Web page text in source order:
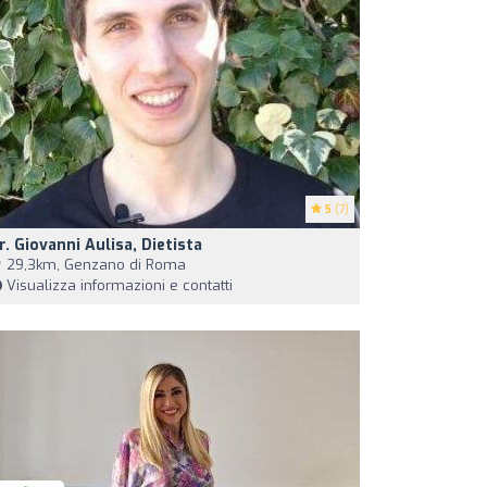
5 (7)
Giovanni Aulisa, Dietista
29,3km, Genzano di Roma
Visualizza informazioni e contatti